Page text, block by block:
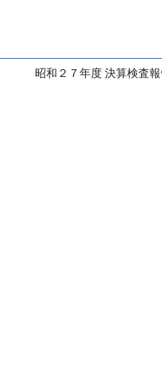
昭和２７年度 決算検査